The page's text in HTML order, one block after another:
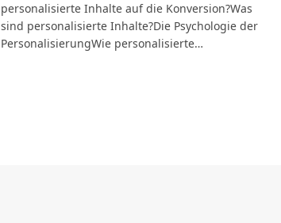
personalisierte Inhalte auf die Konversion?Was
sind personalisierte Inhalte?Die Psychologie der
PersonalisierungWie personalisierte…